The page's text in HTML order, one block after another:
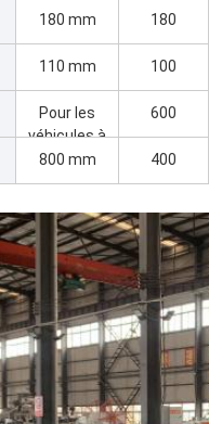
180 mm 180
110 mm 100
Pour les
véhicules à
moteur
600
800 mm 400